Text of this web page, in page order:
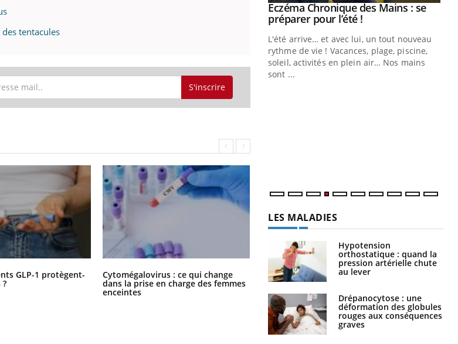
tentacules
S'inscrire
GLP-1 protègent- Cytomégalovirus : ce qui change
dans la prise en charge des femmes
enceintes
La sieste empêche-t-elle de dormir
la nuit ?
pour Youtube
Eczéma Chronique des Mains : se
préparer pour l’été !Youtube
L'été arrive… et avec lui, un tout nouveau
rythme de vie ! Vacances, plage, piscine,
soleil, activités en plein air… Nos mains
sont ...
LES MALADIES
Hypotension
orthostatique : quand la
pression artérielle chute
au lever
Drépanocytose : une
déformation des globules
rouges aux conséquences
graves